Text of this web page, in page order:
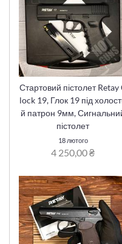
Стартовий пістолет Retay
lock 19, Глок 19 під
й патрон 9мм,
пістолет
18 лютого
4 250,00 ₴